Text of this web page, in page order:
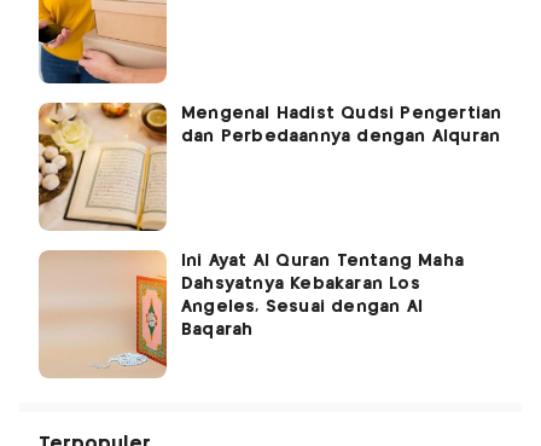
Mengenal Hadist Qudsi Pengertian
dan Perbedaannya dengan Alquran
Ini Ayat Al Quran Tentang Maha
Dahsyatnya Kebakaran Los
Angeles, Sesuai dengan Al
Baqarah